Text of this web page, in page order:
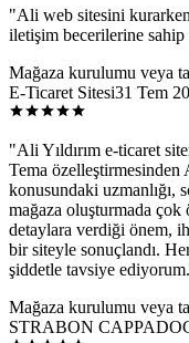
"Ali web sitesini
iletişim becerilerine
Mağaza kurulumu veya
E-Ticaret Sitesi31 Tem
"Ali Yıldırım e-ticaret
Tema
konusundaki uzmanlığı,
mağaza oluşturmada
detaylara verdiği önem,
bir siteyle sonuçlandı.
şiddetle tavsiye ediyorum.
Mağaza kurulumu veya
STRABON